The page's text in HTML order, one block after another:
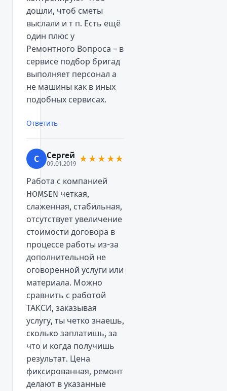
дошли, чтоб сметы
выслали и т п. Есть ещё
один плюс у
Ремонтного Вопроса – в
сервисе подбор бригад
выполняет персонал а
не машины как в иных
подобных сервисах.
Ответить
С Сергей
09.01.2019 ★★★★★
Работа с компанией
HOMSEN четкая,
слаженная, стабильная,
отсутствует увеличение
стоимости договора в
процессе работы из-за
дополнительной не
оговоренной услуги или
материала. Можно
сравнить с работой
ТАКСИ, заказывая
услугу, ты четко знаешь,
сколько заплатишь, за
что и когда получишь
результат. Цена
фиксированная, ремонт
делают в указанные